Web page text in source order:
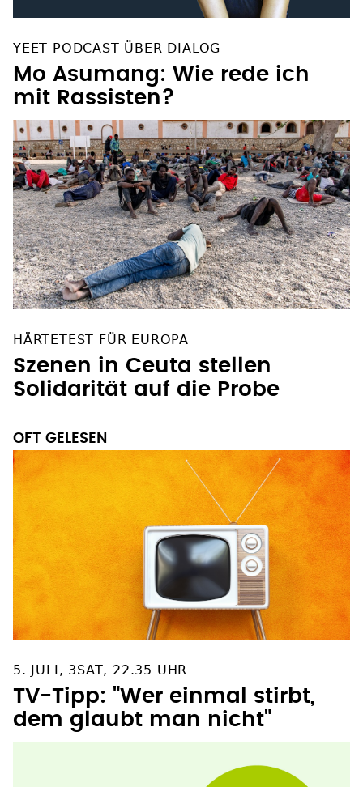
YEET PODCAST ÜBER DIALOG
Mo Asumang: Wie rede ich
mit Rassisten?
HÄRTETEST FÜR EUROPA
Szenen in Ceuta stellen
Solidarität auf die Probe
OFT GELESEN
5. JULI, 3SAT, 22.35 UHR
TV-Tipp: "Wer einmal stirbt,
dem glaubt man nicht"